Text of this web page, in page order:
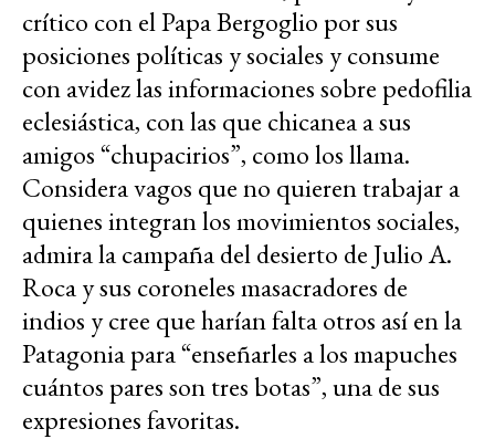
crítico con el Papa Bergoglio por sus
posiciones políticas y sociales y consume
con avidez las informaciones sobre pedofilia
eclesiástica, con las que chicanea a sus
amigos “chupacirios”, como los llama.
Considera vagos que no quieren trabajar a
quienes integran los movimientos sociales,
admira la campaña del desierto de Julio A.
Roca y sus coroneles masacradores de
indios y cree que harían falta otros así en la
Patagonia para “enseñarles a los mapuches
cuántos pares son tres botas”, una de sus
expresiones favoritas.